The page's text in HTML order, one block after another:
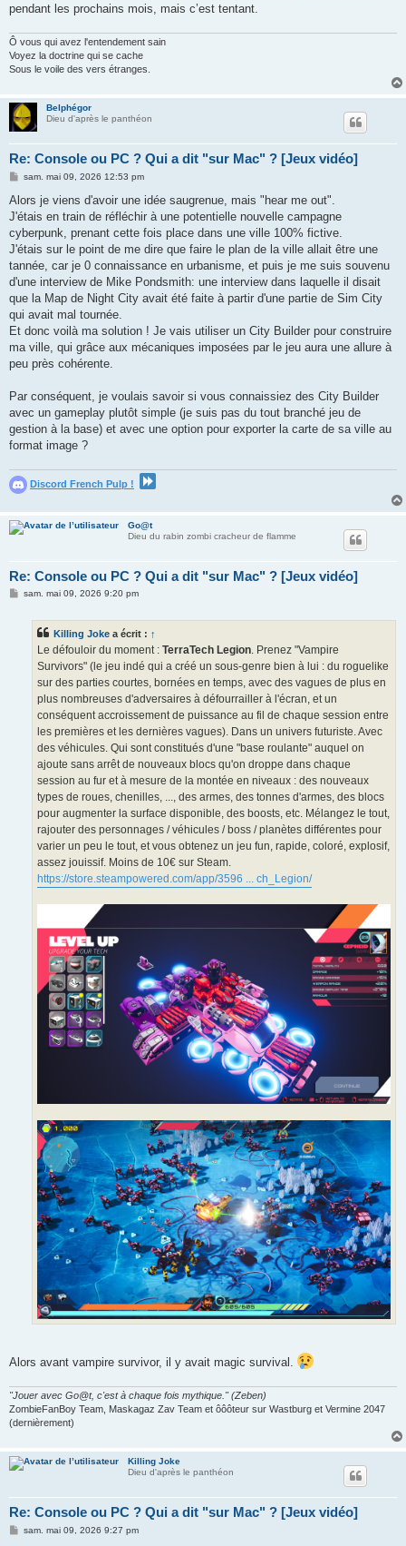
pendant les prochains mois, mais c’est tentant.
Ô vous qui avez l'entendement sain
Voyez la doctrine qui se cache
Sous le voile des vers étranges.
Belphégor
Dieu d'après le panthéon
Re: Console ou PC ? Qui a dit "sur Mac" ? [Jeux vidéo]
M
s
a
g
sam. mai 09, 2026 12:53 pm
Alors je viens d'avoir une idée saugrenue, mais "hear me out".
J'étais en train de réfléchir à une potentielle nouvelle campagne
cyberpunk, prenant cette fois place dans une ville 100% fictive.
J'étais sur le point de me dire que faire le plan de la ville allait être une
tannée, car je 0 connaissance en urbanisme, et puis je me suis souvenu
d'une interview de Mike Pondsmith: une interview dans laquelle il disait
que la Map de Night City avait été faite à partir d'une partie de Sim City
qui avait mal tournée.
Et donc voilà ma solution ! Je vais utiliser un City Builder pour construire
ma ville, qui grâce aux mécaniques imposées par le jeu aura une allure à
peu près cohérente.
Par conséquent, je voulais savoir si vous connaissiez des City Builder
avec un gameplay plutôt simple (je suis pas du tout branché jeu de
gestion à la base) et avec une option pour exporter la carte de sa ville au
format image ?
Discord French Pulp !
Go@t
Dieu du rabin zombi cracheur de flamme
Re: Console ou PC ? Qui a dit "sur Mac" ? [Jeux vidéo]
Msam. mai 09, 2026 9:20 pm
Killing Joke a écrit : ↑
Le défouloir du moment : TerraTech Legion. Prenez "Vampire
Survivors" (le jeu indé qui a créé un sous-genre bien à lui : du roguelike
sur des parties courtes, bornées en temps, avec des vagues de plus en
plus nombreuses d'adversaires à défourrailler à l'écran, et un
conséquent accroissement de puissance au fil de chaque session entre
les premières et les dernières vagues). Dans un univers futuriste. Avec
des véhicules. Qui sont constitués d'une "base roulante" auquel on
ajoute sans arrêt de nouveaux blocs qu'on droppe dans chaque
session au fur et à mesure de la montée en niveaux : des nouveaux
types de roues, chenilles, ..., des armes, des tonnes d'armes, des blocs
pour augmenter la surface disponible, des boosts, etc. Mélangez le tout,
rajouter des personnages / véhicules / boss / planètes différentes pour
varier un peu le tout, et vous obtenez un jeu fun, rapide, coloré, explosif,
assez jouissif. Moins de 10€ sur Steam.
https://store.steampowered.com/app/3596 ... ch_Legion/
Alors avant vampire survivor, il y avait magic survival.
"Jouer avec Go@t, c'est à chaque fois mythique." (Zeben)
ZombieFanBoy Team, Maskagaz Zav Team et ôôôteur sur Wastburg et Vermine 2047
(dernièrement)
Killing Joke
Dieu d'après le panthéon
Re: Console ou PC ? Qui a dit "sur Mac" ? [Jeux vidéo]
Msam. mai 09, 2026 9:27 pm